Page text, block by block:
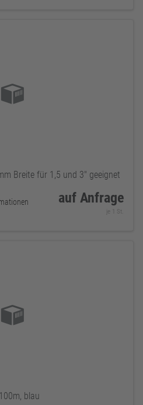
Breite für 1,5 und 3" geeignet
auf Anfrage
je 1 St.
blau